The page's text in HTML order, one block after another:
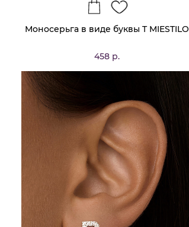
Моносерьга в виде буквы T MIESTILO
458 р.